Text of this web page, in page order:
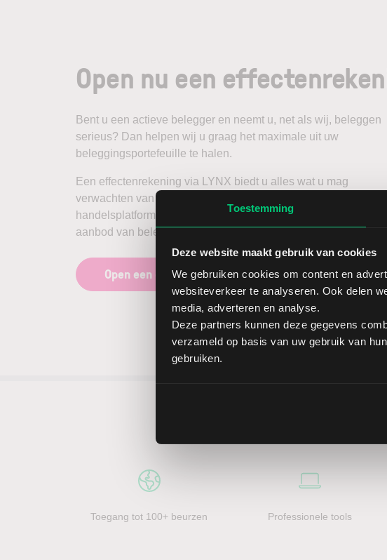
Toestemming
Deze website maakt gebruik van cookies
We gebruiken cookies om content en
websiteverkeer te analyseren. Ook delen
media, adverteren en analyse.
Deze partners kunnen deze gegevens
verzameld op basis van uw gebruik van
gebruiken.
Open nu een
Bent u een actieve belegger en neemt u, net als wij, beleggen
serieus? Dan helpen wij u graag het maximale uit uw
beleggingsportefeuille te halen.
Een effectenrekening via LYNX biedt u alles wat u mag
verwachten van een broker. Een stabiel en intuïtief
handelsplatform, scherpe tarieven en een zeer uitgebreid
aanbod van beleggingsproducten en beurzen.
Open een effectenrekening
5
Toegang tot 100+ beurzen Professionele tools